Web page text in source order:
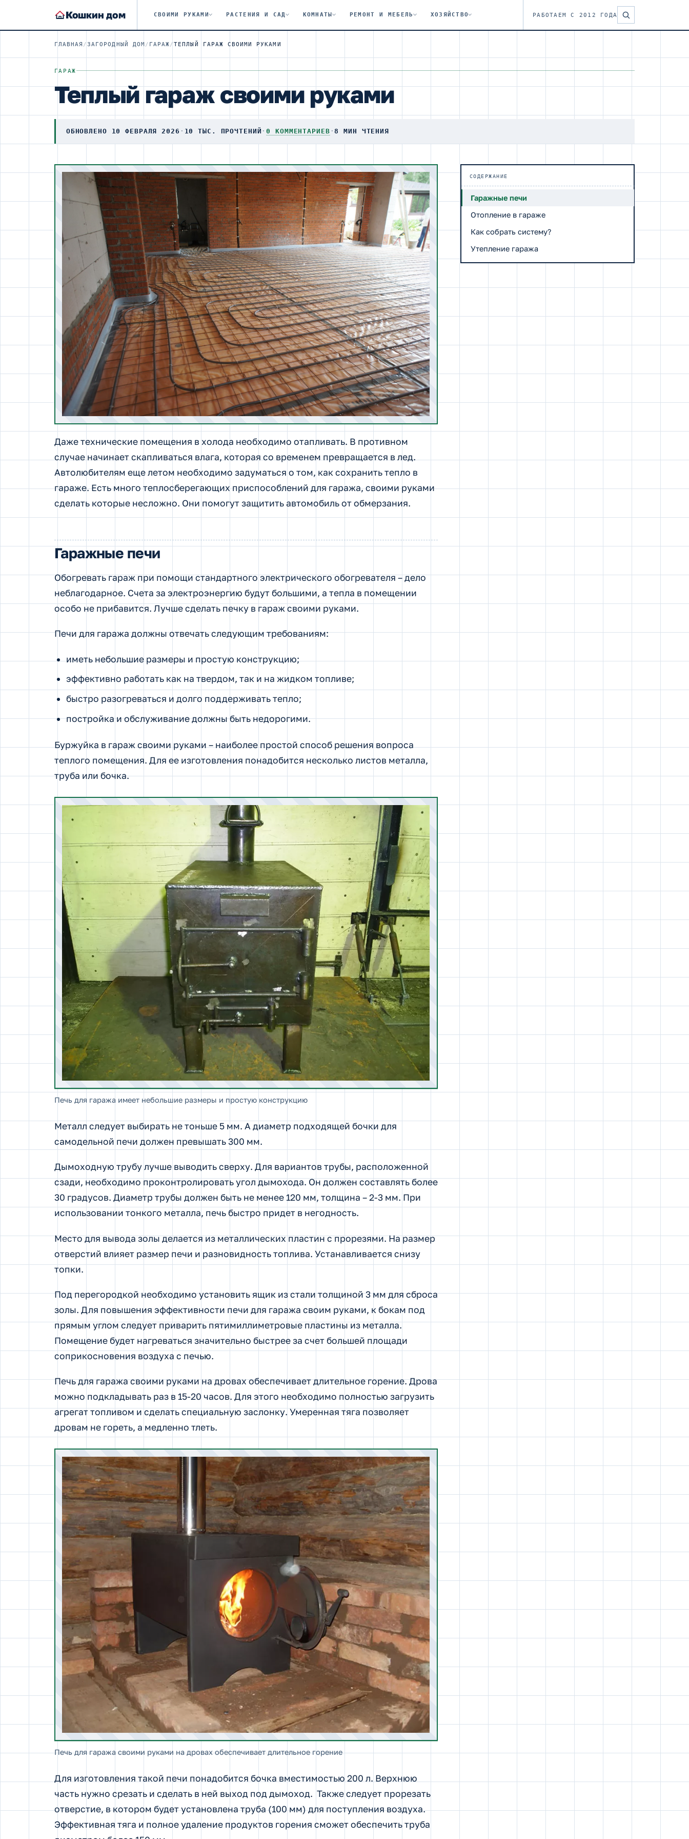
Кошкин дом СВОИМИ РУКАМИ РАСТЕНИЯ И САД КОМНАТЫ РЕМОНТ И МЕБЕЛЬ ХОЗЯЙСТВО РАБОТАЕМ С 2012 ГОДА
ГЛАВНАЯ /ЗАГОРОДНЫЙ ДОМ / ГАРАЖ /ТЕПЛЫЙ ГАРАЖ СВОИМИ РУКАМИ
ГАРАЖ
Теплый гараж своими руками
ОБНОВЛЕНО 10 ФЕВРАЛЯ 2026 · 10 ТЫС. ПРОЧТЕНИЙ ·0 КОММЕНТАРИЕВ ·8 МИН ЧТЕНИЯ
Даже технические помещения в холода необходимо отапливать. В противном
случае начинает скапливаться влага, которая со временем превращается в лед.
Автолюбителям еще летом необходимо задуматься о том, как сохранить тепло в
гараже. Есть много теплосберегающих приспособлений для гаража, своими руками
сделать которые несложно. Они помогут защитить автомобиль от обмерзания.
Гаражные печи
Обогревать гараж при помощи стандартного электрического обогревателя – дело
неблагодарное. Счета за электроэнергию будут большими, а тепла в помещении
особо не прибавится. Лучше сделать печку в гараж своими руками.
Печи для гаража должны отвечать следующим требованиям:
иметь небольшие размеры и простую конструкцию;
эффективно работать как на твердом, так и на жидком топливе;
быстро разогреваться и долго поддерживать тепло;
постройка и обслуживание должны быть недорогими.
Буржуйка в гараж своими руками – наиболее простой способ решения вопроса
теплого помещения. Для ее изготовления понадобится несколько листов металла,
труба или бочка.
Печь для гаража имеет небольшие размеры и простую конструкцию
Металл следует выбирать не тоньше 5 мм. А диаметр подходящей бочки для
самодельной печи должен превышать 300 мм.
Дымоходную трубу лучше выводить сверху. Для вариантов трубы, расположенной
сзади, необходимо проконтролировать угол дымохода. Он должен составлять более
30 градусов. Диаметр трубы должен быть не менее 120 мм, толщина – 2-3 мм. При
использовании тонкого металла, печь быстро придет в негодность.
Место для вывода золы делается из металлических пластин с прорезями. На размер
отверстий влияет размер печи и разновидность топлива. Устанавливается снизу
топки.
Под перегородкой необходимо установить ящик из стали толщиной 3 мм для сброса
золы. Для повышения эффективности печи для гаража своим руками, к бокам под
прямым углом следует приварить пятимиллиметровые пластины из металла.
Помещение будет нагреваться значительно быстрее за счет большей площади
соприкосновения воздуха с печью.
Печь для гаража своими руками на дровах обеспечивает длительное горение. Дрова
можно подкладывать раз в 15-20 часов. Для этого необходимо полностью загрузить
агрегат топливом и сделать специальную заслонку. Умеренная тяга позволяет
дровам не гореть, а медленно тлеть.
Печь для гаража своими руками на дровах обеспечивает длительное горение
Для изготовления такой печи понадобится бочка вместимостью 200 л. Верхнюю
часть нужно срезать и сделать в ней выход под дымоход. Также следует прорезать
отверстие, в котором будет установлена труба (100 мм) для поступления воздуха.
Эффективная тяга и полное удаление продуктов горения сможет обеспечить труба
СОДЕРЖАНИЕ
Гаражные печи
Отопление в гараже
Как собрать систему?
Утепление гаража